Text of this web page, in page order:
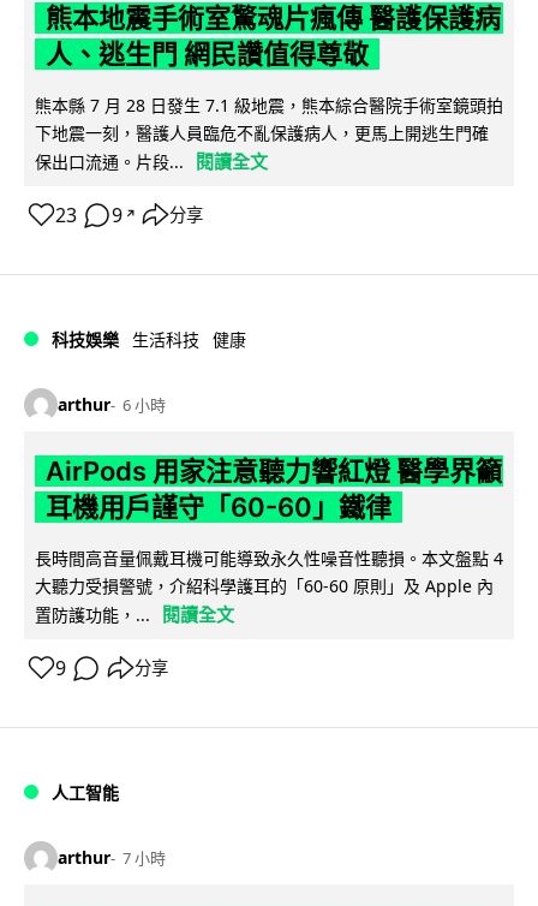
熊本地震手術室驚魂片瘋傳 醫護保護病
人、逃生門 網民讚值得尊敬
熊本縣 7 月 28 日發生 7.1 級地震，熊本綜合醫院手術室鏡頭拍
下地震一刻，醫護人員臨危不亂保護病人，更馬上開逃生門確
保出口流通。片段...
閱讀全文
23 9 ↗ 分享
科技娛樂 生活科技 健康
arthur 6 小時
AirPods 用家注意聽力響紅燈 醫學界籲
耳機用戶謹守「60-60」鐵律
長時間高音量佩戴耳機可能導致永久性噪音性聽損。本文盤點 4
大聽力受損警號，介紹科學護耳的「60-60 原則」及 Apple 內
置防護功能，...
閱讀全文
9 分享
人工智能
arthur 7 小時